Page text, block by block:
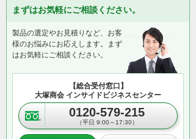
まずはお気軽にご相談ください。
製品の選定やお見積りなど、お客
様のお悩みにお応えします。まず
はお気軽にご相談ください。
【総合受付窓口】
大塚商会 インサイドビジネスセンター
0120-579-215
（平日 9:00～17:30）